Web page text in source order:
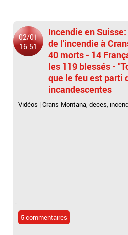
02/01
16:51
Incendie en
de l'incendie à
40 morts - 14
les 119 blessés -
que le feu est parti
incandescentes
Vidéos |Crans-Montana ,deces
5 commentaires